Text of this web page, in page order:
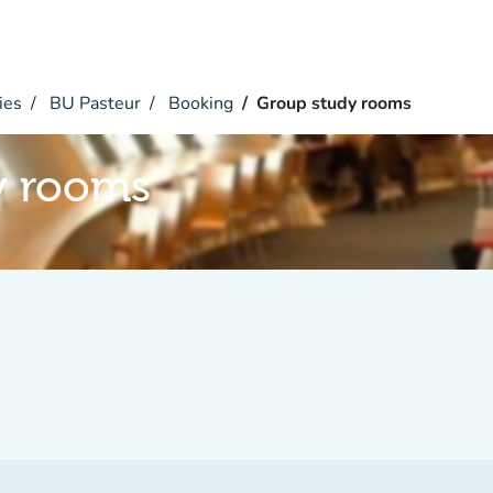
BU Pasteur Booking Group study rooms
rooms